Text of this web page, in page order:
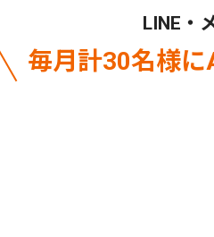
LINE・
毎月計30名様に